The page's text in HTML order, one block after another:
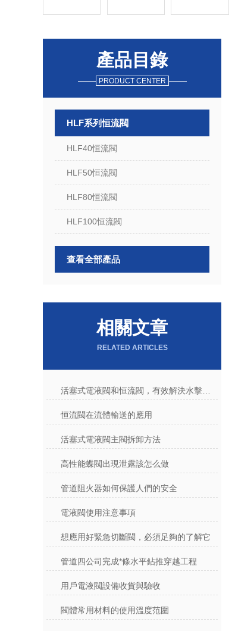
產品目錄
PRODUCT CENTER
HLF系列恒流閥
HLF40恒流閥
HLF50恒流閥
HLF80恒流閥
HLF100恒流閥
查看全部產品
相關文章
RELATED ARTICLES
恒流閥在流體輸送的應用
活塞式電液閥主閥拆卸方法
高性能蝶閥出現泄露該怎么做
管道阻火器如何保護人們的安全
電液閥使用注意事項
想應用好緊急切斷閥，必須足夠的了解它
管道四公司完成*條水平鉆推穿越工程
用戶電液閥設備收貨與驗收
閥體常用材料的使用溫度范圍